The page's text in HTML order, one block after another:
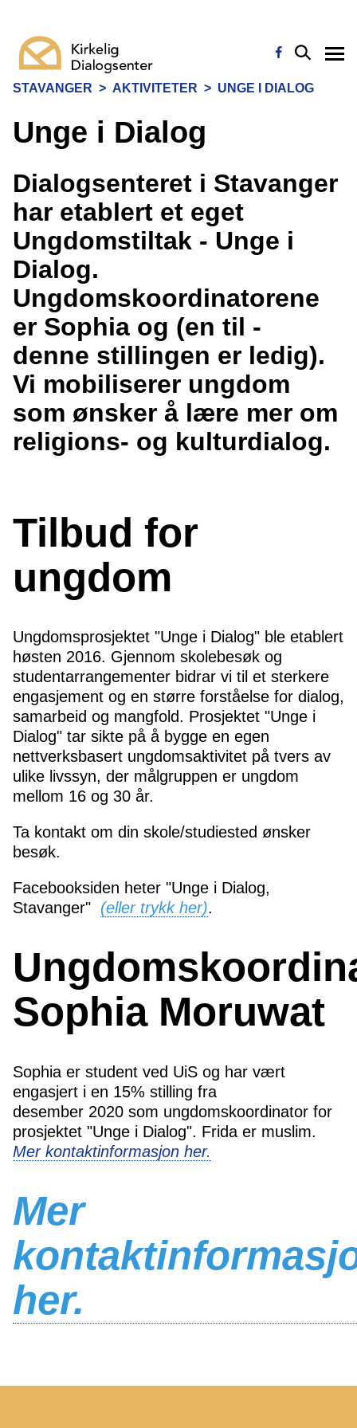
STAVANGER > AKTIVITETER > UNGE I DIALOG
Unge i Dialog
Dialogsenteret i Stavanger
har etablert et eget
Ungdomstiltak - Unge i
Dialog.
Ungdomskoordinatorene
er Sophia og (en til -
denne stillingen er ledig).
Vi mobiliserer ungdom
som ønsker å lære mer om
religions- og kulturdialog.
Tilbud for
ungdom
Ungdomsprosjektet "Unge i Dialog" ble etablert
høsten 2016. Gjennom skolebesøk og
studentarrangementer bidrar vi til et sterkere
engasjement og en større forståelse for dialog,
samarbeid og mangfold. Prosjektet "Unge i
Dialog" tar sikte på å bygge en egen
nettverksbasert ungdomsaktivitet på tvers av
ulike livssyn, der målgruppen er ungdom
mellom 16 og 30 år.
Ta kontakt om din skole/studiested ønsker
besøk.
Facebooksiden heter "Unge i Dialog,
Stavanger" (eller trykk her).
Sophia Moruwat
Sophia er student ved UiS og har vært
engasjert i en 15% stilling fra
desember 2020 som ungdomskoordinator for
prosjektet "Unge i Dialog". Frida er muslim.
Mer kontaktinformasjon her.
Mer
her.